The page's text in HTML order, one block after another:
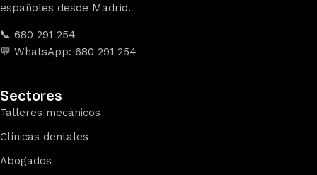
españoles desde Madrid.
📞 680 291 254
💬 WhatsApp: 680 291 254
Sectores
Talleres mecánicos
Clínicas dentales
Abogados